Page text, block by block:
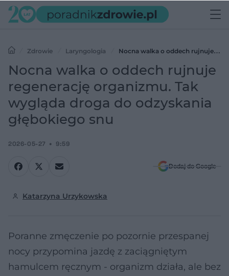
Zdrowie Laryngologia
Nocna walka o oddech rujnuje
regenerację organizmu. Tak wygląda droga do odzyskania
Nocna walka o oddech rujnuje
regenerację organizmu. Tak
wygląda droga do odzyskania
głębokiego snu
2026-05-27 9:59
Dodaj do Google
Katarzyna Urzykowska
Poranne zmęczenie po pozornie przespanej
nocy przypomina jazdę z zaciągniętym
hamulcem ręcznym - organizm działa, ale bez